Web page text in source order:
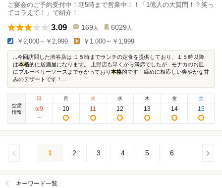
ご宴会のご予約受付中！朝5時まで営業中！！「1億人の大質問！？笑っ
てコラえて！」で紹介！
3.09 169 人 6029 人
￥2,000～￥2,999 ￥1,000～￥1,999
...今回訪問した渋谷店は １５時までランチの定食を提供しており、１５時以降
は本格的に居酒屋になります。 上野店も早くから満席でしたが...モナカのお皿
にブルーベリーソースまでかかっており本格的です！締めに相応しい爽やかな甘
みのデザートです！...
空席
情報
日
8/9
月
10
火
11
水
12
木
13
金
14
土
15
1 2 3 4 5 6
キーワード一覧